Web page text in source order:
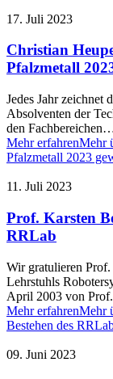
17. Juli 2023
Christian
Pfalzmetall
Jedes Jahr zeichnet
Absolventen der
den
Mehr erfahrenMehr
Pfalzmetall 2023
11. Juli 2023
Prof. Karsten
RRLab
Wir gratulieren Prof.
Lehrstuhls
April 2003 von
Mehr erfahrenMehr
Bestehen des
09. Juni 2023